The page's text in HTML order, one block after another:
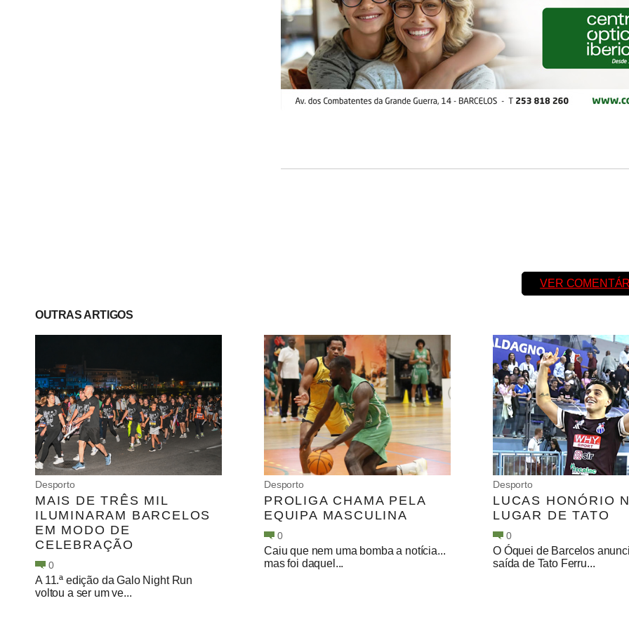
VER
OUTRAS ARTIGOS
Desporto
MAIS DE TRÊS MIL
ILUMINARAM BARCELOS
EM MODO DE
CELEBRAÇÃO
0
A 11.ª edição da Galo Night Run
voltou a ser um ve...
Desporto
PROLIGA CHAMA PELA
EQUIPA MASCULINA
0
Caiu que nem uma bomba a notícia...
mas foi daquel...
Desporto
LUCAS HONÓRIO
LUGAR DE TATO
0
O Óquei de Barcelos
saída de Tato Ferru...